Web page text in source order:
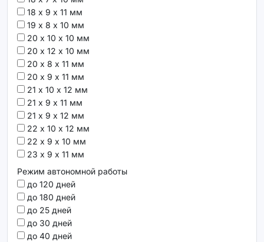
18 х 9 х 11 мм
19 х 8 х 10 мм
20 х 10 х 10 мм
20 х 12 х 10 мм
20 х 8 х 11 мм
20 х 9 х 11 мм
21 х 10 х 12 мм
21 х 9 х 11 мм
21 х 9 х 12 мм
22 х 10 х 12 мм
22 х 9 х 10 мм
23 х 9 х 11 мм
Режим автономной работы
до 120 дней
до 180 дней
до 25 дней
до 30 дней
до 40 дней